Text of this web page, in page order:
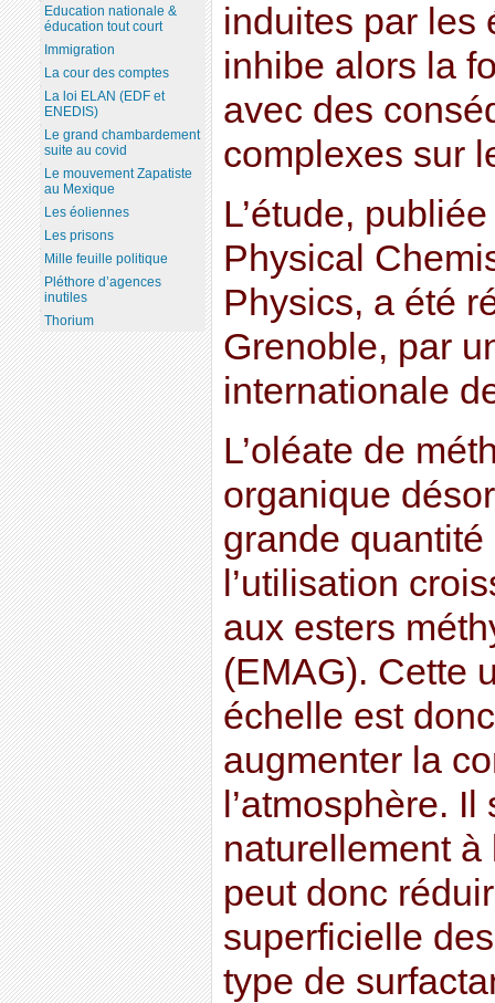
induites par les
inhibe alors la
avec des
complexes sur
L’étude,
Physical
Physics, a été
Grenoble, par
internationale
L’oléate de
organique
grande
l’utilisation
aux esters
(EMAG). Cette
échelle est
augmenter la
l’atmosphère. Il
naturellement à
peut donc
superficielle
type de
Education nationale &
éducation tout court
Immigration
La cour des comptes
La loi ELAN (EDF et
ENEDIS)
Le grand chambardement
suite au covid
Le mouvement Zapatiste
au Mexique
Les éoliennes
Les prisons
Mille feuille politique
Pléthore d’agences
inutiles
Thorium